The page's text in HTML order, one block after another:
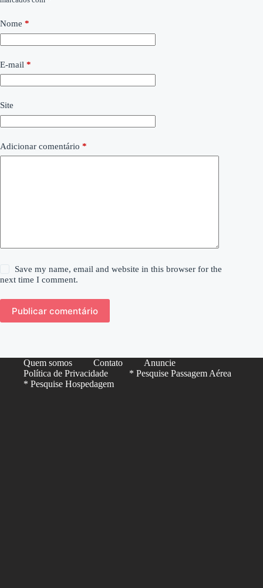
Nome *
E-mail *
Site
Adicionar comentário *
Save my name, email and website in this browser for the
next time I comment.
Publicar comentário
Quem somos Contato
Anuncie
Política de Privacidade
* Pesquise Passagem Aérea
* Pesquise Hospedagem